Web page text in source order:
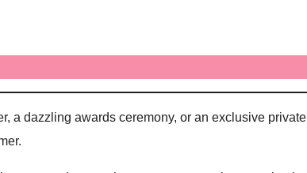
a dazzling awards ceremony, or an exclusive private